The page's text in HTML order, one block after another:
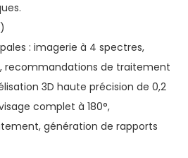
: imagerie à 4 spectres,
recommandations de traitement
3D haute précision de 0,2
complet à 180°,
génération de rapports